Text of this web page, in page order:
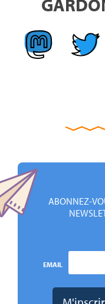
ABONNEZ-
EMAIL